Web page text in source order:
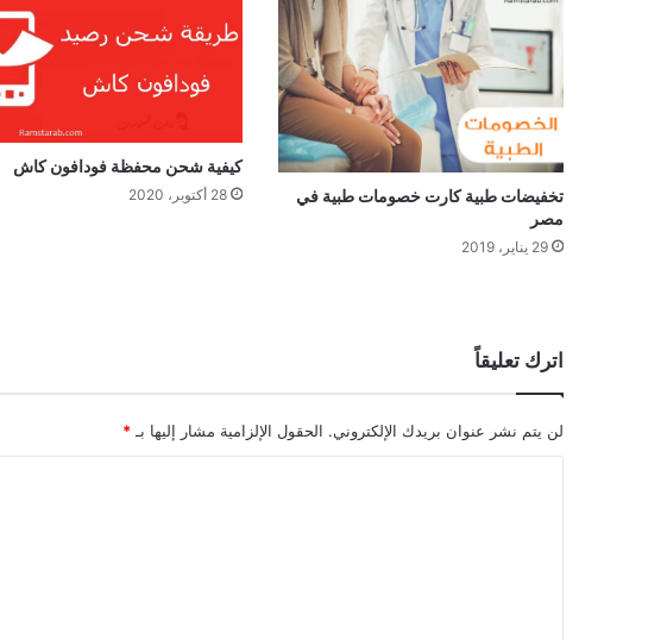
تخفيضات طبية كارت خصومات طبية في
مصر
29 يناير، 2019
كيفية شحن محفظة فودافون كاش
28 أكتوبر، 2020
اترك تعليقاً
لن يتم نشر عنوان بريدك الإلكتروني. الحقول الإلزامية مشار إليها بـ *